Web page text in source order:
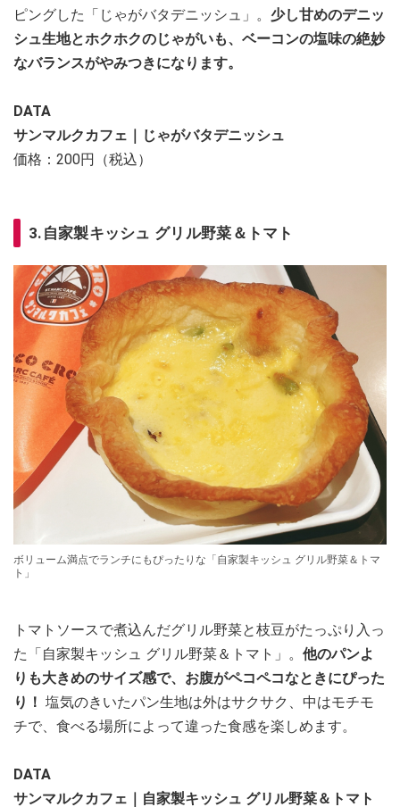
ピングした「じゃがバタデニッシュ」。 少し甘めのデニッ
シュ生地とホクホクのじゃがいも、ベーコンの塩味の絶妙
なバランスがやみつきになります。
DATA
サンマルクカフェ｜じゃがバタデニッシュ
価格：200円（税込）
3.自家製キッシュ グリル野菜＆トマト
ボリューム満点でランチにもぴったりな「自家製キッシュ グリル野菜＆トマ
ト」
トマトソースで煮込んだグリル野菜と枝豆がたっぷり入っ
た「自家製キッシュ グリル野菜＆トマト」。 他のパンよ
りも大きめのサイズ感で、お腹がペコペコなときにぴった
り！ 塩気のきいたパン生地は外はサクサク、中はモチモ
チで、食べる場所によって違った食感を楽しめます。
DATA
サンマルクカフェ｜自家製キッシュ グリル野菜＆トマト